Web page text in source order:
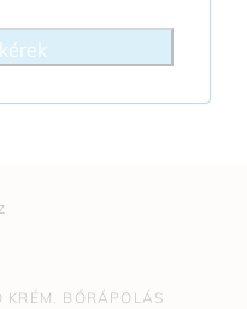
KRÉM , BŐRÁPOLÁS